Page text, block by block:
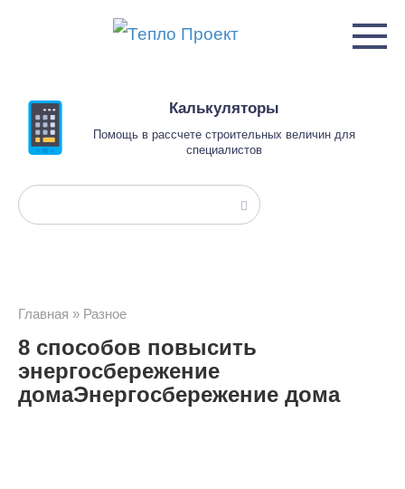
Калькуляторы
Помощь в рассчете строительных величин для
специалистов
Поиск:
Главная » Разное
8 способов повысить
энергосбережение
домаЭнергосбережение дома